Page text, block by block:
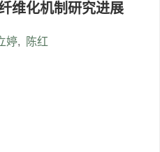
维化机制研究进展
婷, 陈红